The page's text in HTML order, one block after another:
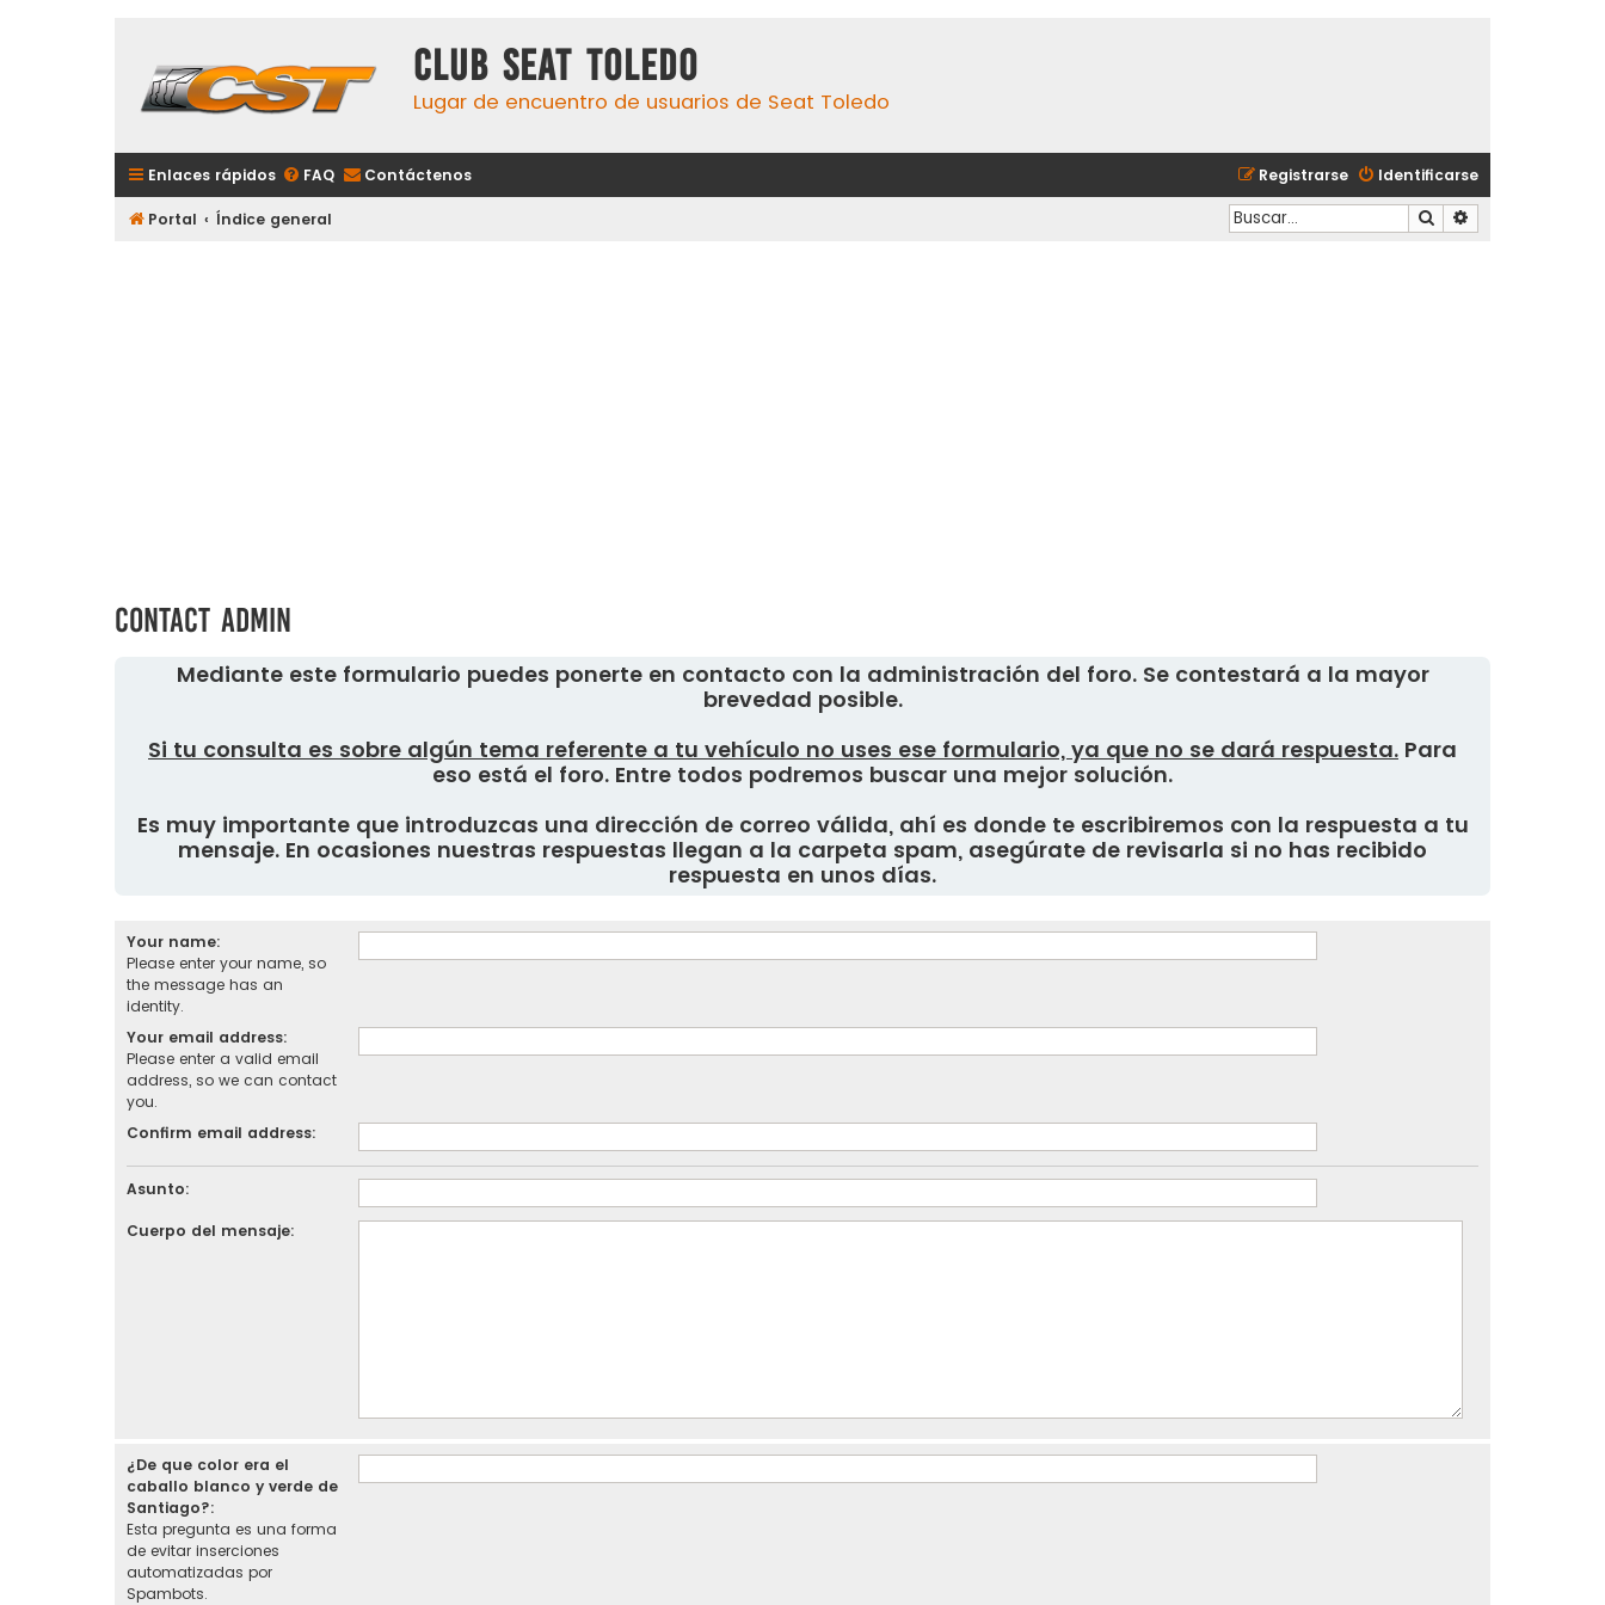
Club Seat Toledo
Lugar de encuentro de usuarios de Seat Toledo
Enlaces rápidos FAQ Contáctenos Identificarse
Registrarse
Portal Índice general Buscar
Contact Admin
Mediante este formulario puedes ponerte en contacto con la administración del foro. Se contestará a la mayor
brevedad posible.
Si tu consulta es sobre algún tema referente a tu vehículo no uses ese formulario, ya que no se dará respuesta. Para
eso está el foro. Entre todos podremos buscar una mejor solución.
Es muy importante que introduzcas una dirección de correo válida, ahí es donde te escribiremos con la respuesta a tu
mensaje. En ocasiones nuestras respuestas llegan a la carpeta spam, asegúrate de revisarla si no has recibido
respuesta en unos días.
Your name:
Please enter your name, so
the message has an
identity.
Your email address:
Please enter a valid email
address, so we can contact
you.
Confirm email address:
Asunto:
Cuerpo del mensaje:
¿De que color era el
caballo blanco y verde de
Santiago?:
Esta pregunta es una forma
de evitar inserciones
automatizadas por
Spambots.